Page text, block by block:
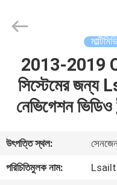
বাড়ি
পণ্য
ভিডিও
Electron
Co.,Ltd.
Reserved.2013-2019
সিস্টেমের
নেভিগেশন
উৎপত্তি স্থল:
পরিচিতিমুলক নাম:
Lsailt